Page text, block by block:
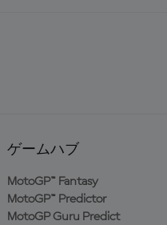
ゲームハブ
MotoGP™ Fantasy
MotoGP™ Predictor
MotoGP Guru Predict